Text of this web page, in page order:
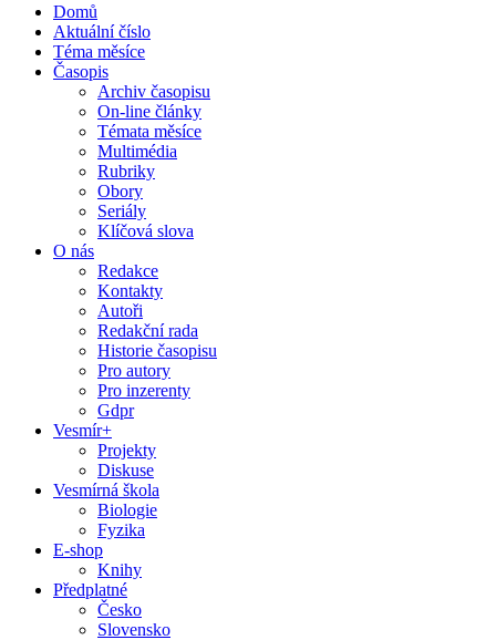
Domů
Aktuální číslo
Téma měsíce
Časopis
Archiv časopisu
On-line články
Témata měsíce
Multimédia
Rubriky
Obory
Seriály
Klíčová slova
O nás
Redakce
Kontakty
Autoři
Redakční rada
Historie časopisu
Pro autory
Pro inzerenty
Gdpr
Vesmír+
Projekty
Diskuse
Vesmírná škola
Biologie
Fyzika
E-shop
Knihy
Předplatné
Česko
Slovensko